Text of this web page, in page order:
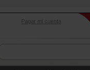
Pagar mi cuenta